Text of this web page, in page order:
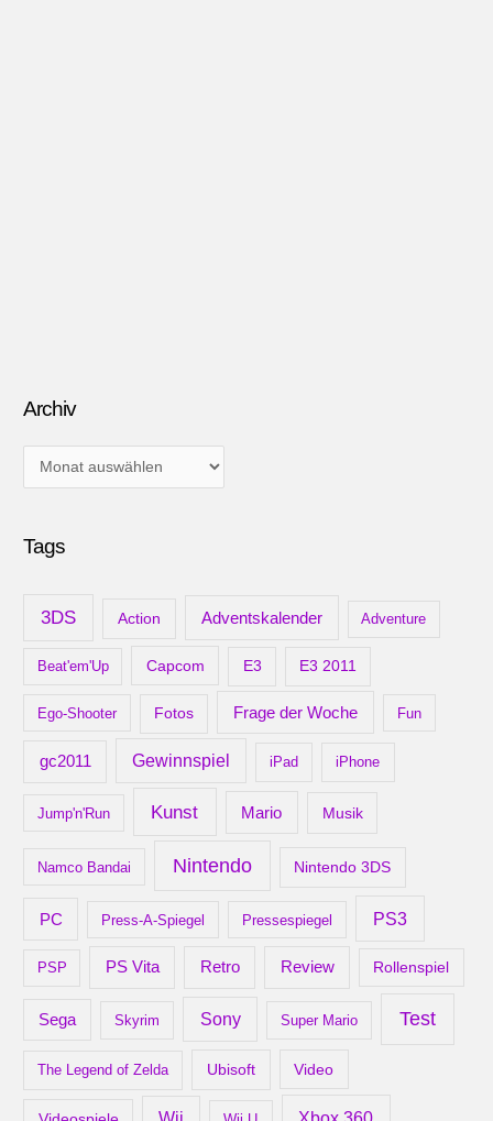
Archiv
r
Tags
3DS Action Adventskalender Adventure
Beat'em'Up Capcom E3 E3 2011
Ego-Shooter Fotos Frage der Woche Fun
gc2011 Gewinnspiel iPad iPhone
Jump'n'Run Kunst Mario Musik
Namco Bandai Nintendo Nintendo 3DS
PC Press-A-Spiegel Pressespiegel PS3
PSP PS Vita Retro Review Rollenspiel
Sega Skyrim Sony Super Mario Test
The Legend of Zelda Ubisoft Video